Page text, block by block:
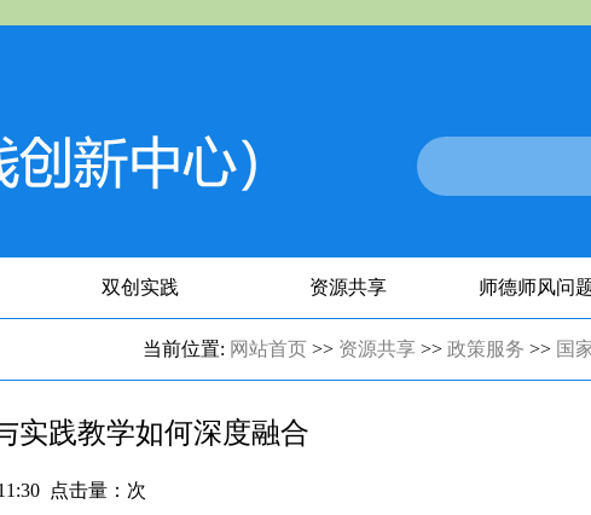
双创实践 资源共享 师德师风问
当前位置: 网站首页>> 资源共享>> 政策服务 >> 国
实践教学如何深度融合
点击量： 次